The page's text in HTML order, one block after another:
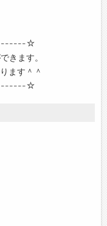
☆
きます。
ます＾＾
☆